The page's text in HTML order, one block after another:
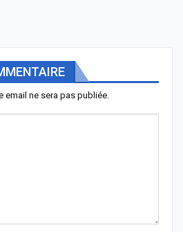
email ne sera pas publiée.